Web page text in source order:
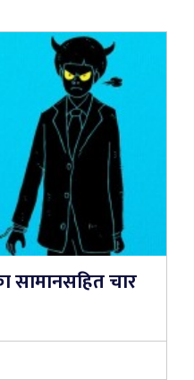
सामानसहित चार